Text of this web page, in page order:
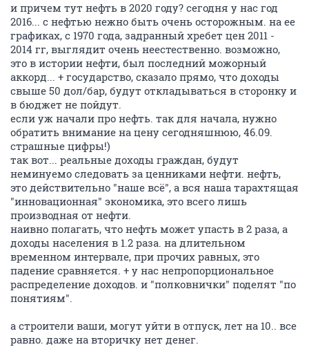
и причем тут нефть в 2020 году? сегодня у нас год
2016... с нефтью нежно быть очень осторожным. на ее
графиках, с 1970 года, задранный хребет цен 2011 -
2014 гг, выглядит очень неестественно. возможно,
это в истории нефти, был последний можорный
аккорд... + государство, сказало прямо, что доходы
свыше 50 дол/бар, будут откладываться в сторонку и
в бюджет не пойдут.
если уж начали про нефть. так для начала, нужно
обратить внимание на цену сегодняшнюю, 46.09.
страшные цифры!)
так вот... реальные доходы граждан, будут
неминуемо следовать за ценниками нефти. нефть,
это действительно "наше всё", а вся наша тарахтящая
"инновационная" экономика, это всего лишь
производная от нефти.
наивно полагать, что нефть может упасть в 2 раза, а
доходы населения в 1.2 раза. на длительном
временном интервале, при прочих равных, это
падение сравняется. + у нас непропорциональное
распределение доходов. и "полковнички" поделят "по
понятиям".
а строители ваши, могут уйти в отпуск, лет на 10.. все
равно. даже на вторичку нет денег.